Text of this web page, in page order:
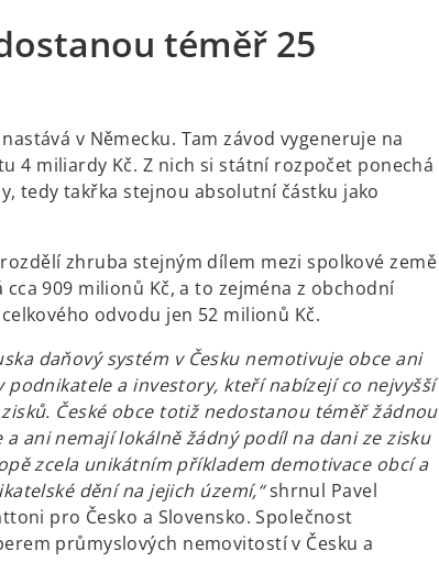
téměř 25
v Německu. Tam závod vygeneruje na
4 miliardy Kč. Z nich si státní rozpočet ponechá
tedy takřka stejnou absolutní částku jako
zhruba stejným dílem mezi spolkové země
909 milionů Kč, a to zejména z obchodní
odvodu jen 52 milionů Kč.
daňový systém v Česku nemotivuje obce ani
podnikatele a investory, kteří nabízejí co nejvyšší
České obce totiž nedostanou téměř žádnou
ani nemají lokálně žádný podíl na dani ze zisku
zcela unikátním příkladem demotivace obcí a
dění na jejich území,“shrnul Pavel
pro Česko a Slovensko. Společnost
průmyslových nemovitostí v Česku a